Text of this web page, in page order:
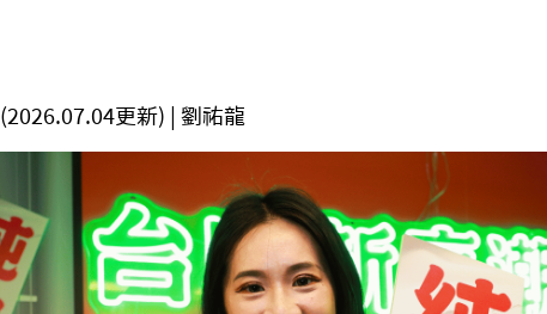
(2026.07.04更新) | 劉祐龍